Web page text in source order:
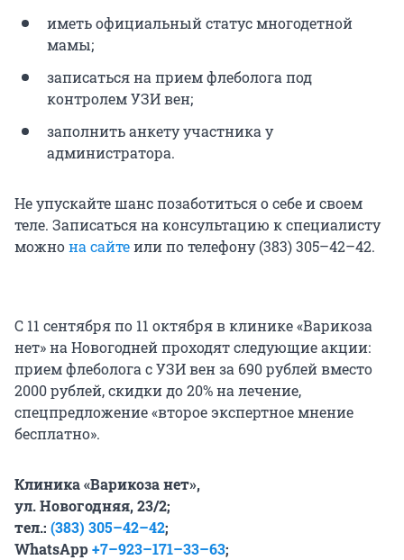
иметь официальный статус многодетной
мамы;
записаться на прием флеболога под
контролем УЗИ вен;
заполнить анкету участника у
администратора.
Не упускайте шанс позаботиться о себе и своем
теле. Записаться на консультацию к специалисту
можнона сайтеили по телефону (383) 305–42–42.
С 11 сентября по 11 октября в клинике «Варикоза
нет» на Новогодней проходят следующие акции:
прием флеболога с УЗИ вен за 690 рублей вместо
2000 рублей, скидки до 20% на лечение,
спецпредложение «второе экспертное мнение
бесплатно».
Клиника «Варикоза нет»,
ул. Новогодняя, 23/2;
тел.: (383) 305–42–42;
WhatsApp+7–923–171–33–63;